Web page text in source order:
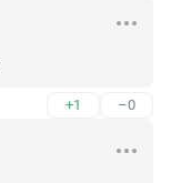
+1 –0